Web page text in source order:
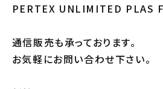
PERTEX UNLIMITED
通信販売も承っております。
お気軽にお問い合わせ下さい。